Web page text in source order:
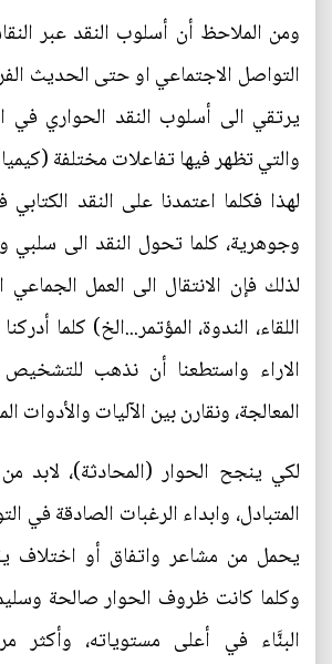
ومن الملاحظ أن أسلوب النقد عبر
التواصل الاجتماعي او حتى الحديث
يرتقي الى أسلوب النقد الحواري في
والتي تظهر فيها تفاعلات مختلفة
لهذا فكلما اعتمدنا على النقد
وجوهرية، كلما تحول النقد الى سلبي
لذلك فإن الانتقال الى العمل الجماعي
اللقاء، الندوة، المؤتمر...الخ) كلما
الاراء واستطعنا أن نذهب
المعالجة، ونقارن بين الآليات والأدوات
لكي ينجح الحوار (المحادثة)، لابد
المتبادل، وابداء الرغبات الصادقة في
يحمل من مشاعر واتفاق أو اختلاف
وكلما كانت ظروف الحوار صالحة
البنَّاء في أعلى مستوياته، وأكثر